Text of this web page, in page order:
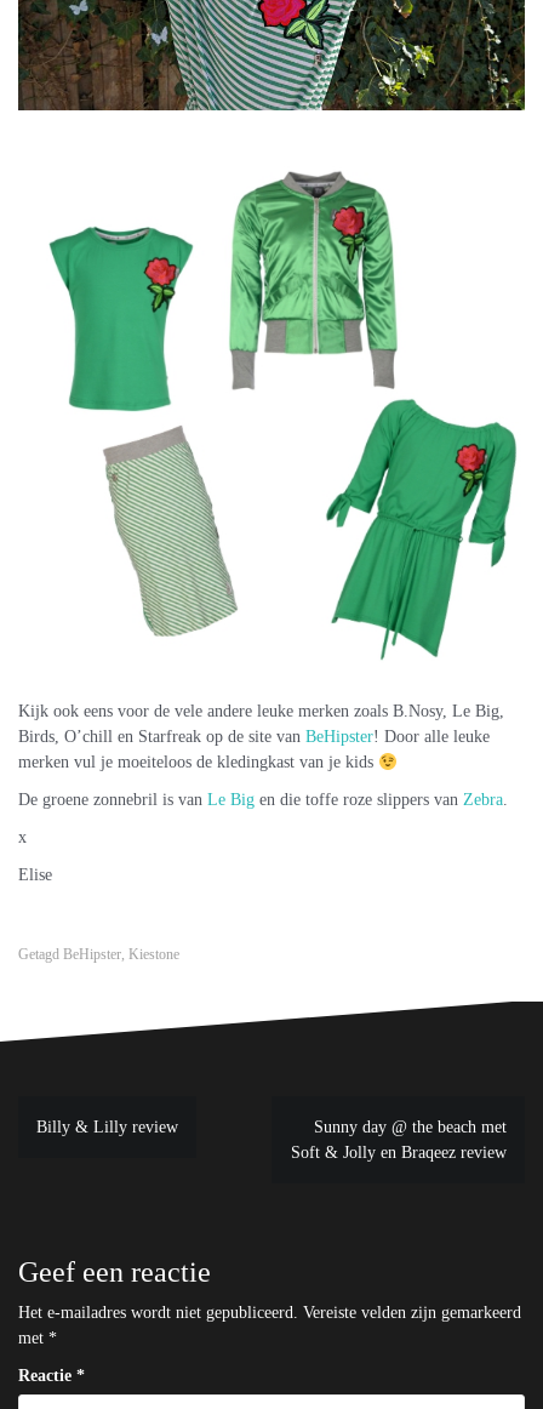
Kijk ook eens voor de vele andere leuke merken zoals B.Nosy, Le Big,
Birds, O’chill en Starfreak op de site van BeHipster! Door alle leuke
merken vul je moeiteloos de kledingkast van je kids
De groene zonnebril is van Le Big en die toffe roze slippers van Zebra.
x
Elise
Getagd BeHipster, Kiestone
Bericht
Billy & Lilly review
Sunny day @ the beach met
Soft & Jolly en Braqeez review
Geef een reactie
Het e-mailadres wordt niet gepubliceerd. Vereiste velden zijn gemarkeerd
met *
Reactie *